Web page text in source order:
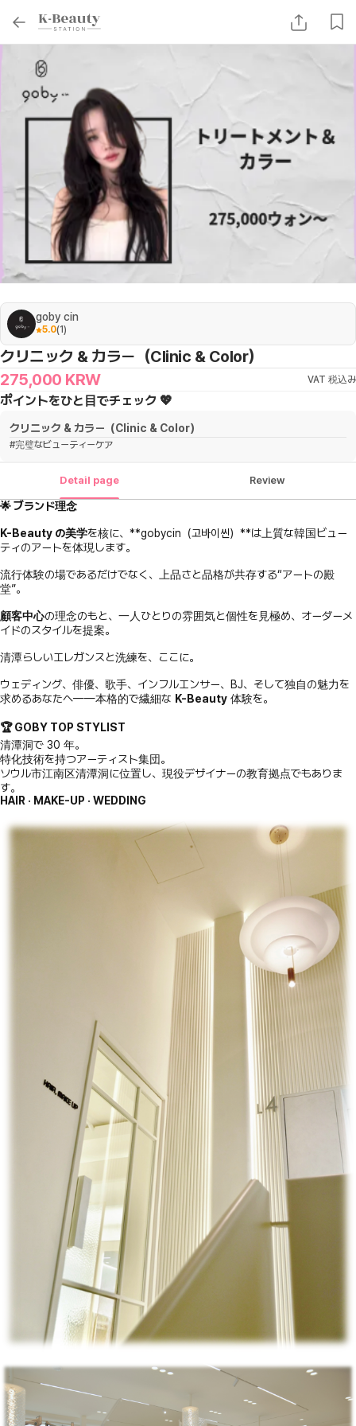
goby cin
5.0(1)
クリニック & カラー（Clinic & Color）
275,000 KRW VAT 税込み
ポイントをひと目でチェック 💖
クリニック & カラー（Clinic & Color）
#完璧なビューティーケア
Detail page Review
🌟 ブランド理念
K-Beauty の美学を核に、**gobycin（고바이씬）**は上質な韓国ビュー
ティのアートを体現します。
流行体験の場であるだけでなく、上品さと品格が共存する“アートの殿
堂”。
顧客中心の理念のもと、一人ひとりの雰囲気と個性を見極め、オーダーメ
イドのスタイルを提案。
清潭らしいエレガンスと洗練を、ここに。
ウェディング、俳優、歌手、インフルエンサー、BJ、そして独自の魅力を
求めるあなたへ——本格的で繊細な K-Beauty 体験を。
🏆 GOBY TOP STYLIST
清潭洞で 30 年。
特化技術を持つアーティスト集団。
ソウル市江南区清潭洞に位置し、現役デザイナーの教育拠点でもありま
す。
HAIR · MAKE-UP · WEDDING